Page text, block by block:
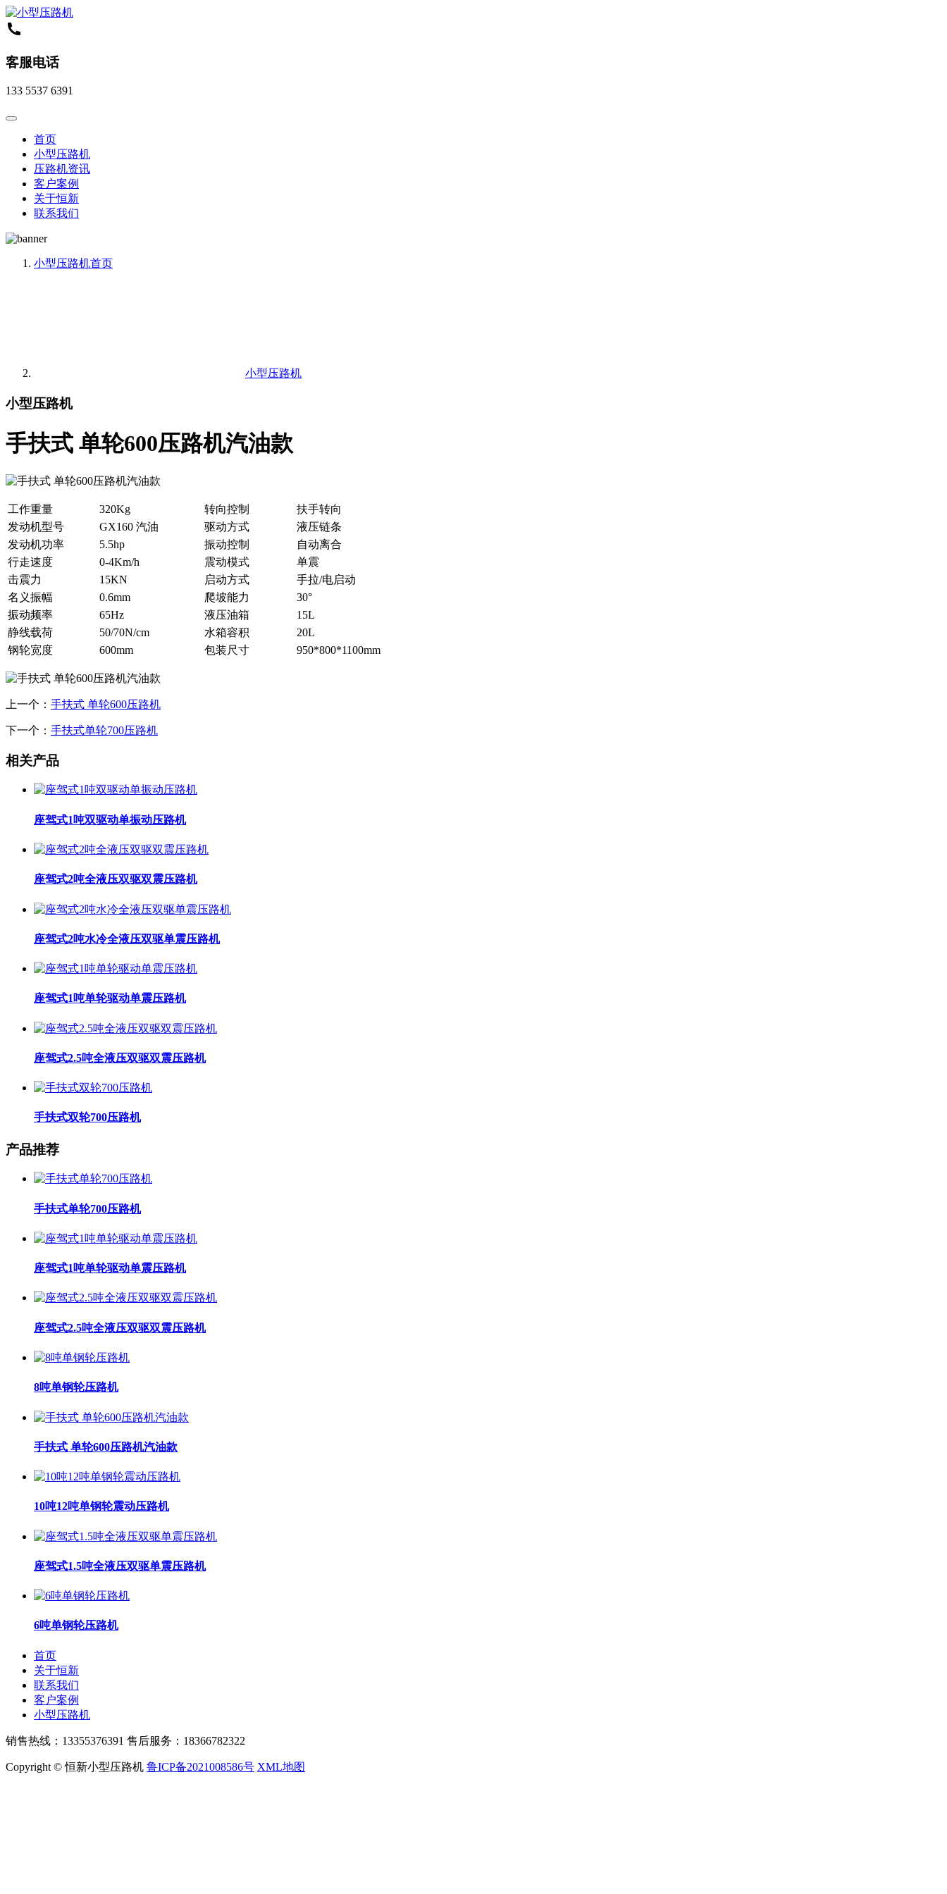
客服电话
133 5537 6391
首页
小型压路机
压路机资讯
客户案例
关于恒新
联系我们
小型压路机首页
小型压路机
小型压路机
手扶式 单轮600压路机汽油款
工作重量 320Kg 转向控制
扶手转向
发动机型号
GX160 汽油 驱动方式
液压链条
发动机功率
5.5hp 振动控制
自动离合
行走速度
0-4Km/h 震动模式
单震
击震力
15KN 启动方式
手拉/电启动
名义振幅
0.6mm 爬坡能力
30°
振动频率
65Hz 液压油箱
15L
静线载荷
50/70N/cm 水箱容积
20L
钢轮宽度
600mm 包装尺寸 950*800*1100mm
上一个： 手扶式 单轮600压路机
下一个： 手扶式单轮700压路机
相关产品
座驾式1吨双驱动单振动压路机
座驾式2吨全液压双驱双震压路机
座驾式2吨水冷全液压双驱单震压路机
座驾式1吨单轮驱动单震压路机
座驾式2.5吨全液压双驱双震压路机
手扶式双轮700压路机
产品推荐
手扶式单轮700压路机
座驾式1吨单轮驱动单震压路机
座驾式2.5吨全液压双驱双震压路机
8吨单钢轮压路机
手扶式 单轮600压路机汽油款
10吨12吨单钢轮震动压路机
座驾式1.5吨全液压双驱单震压路机
6吨单钢轮压路机
首页
关于恒新
联系我们
客户案例
小型压路机
销售热线：13355376391 售后服务：18366782322
Copyright © 恒新小型压路机 鲁ICP备2021008586号 XML地图